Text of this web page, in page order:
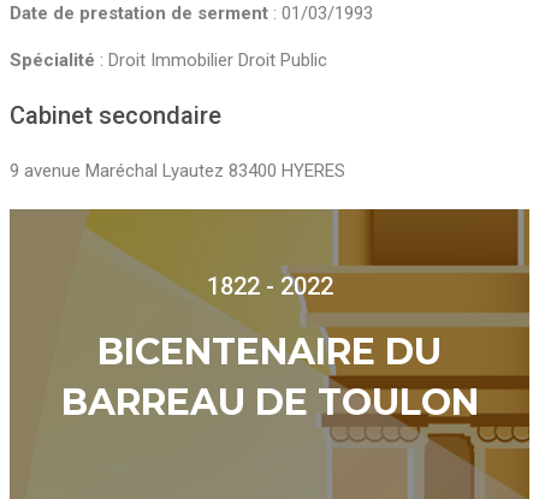
Date de prestation de serment : 01/03/1993
Spécialité : Droit Immobilier Droit Public
Cabinet secondaire
9 avenue Maréchal Lyautez 83400 HYERES
1822 - 2022
BICENTENAIRE DU
BARREAU DE TOULON